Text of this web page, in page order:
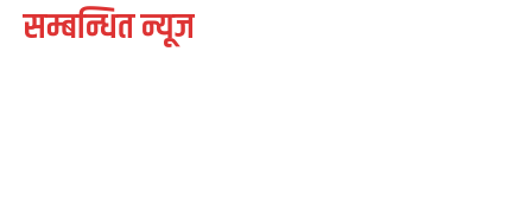
सम्बन्धित न्यूज